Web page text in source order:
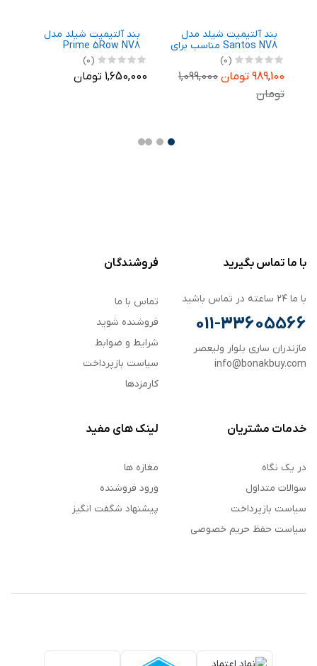
بند آلتیمیت شیلد مدل
Santos NV8 مناسب برای
ساعت هوشمند
سامسونگ Galaxy Watch
8 40mm
(0)
989,100 تومان
1,099,000
تومان
بند آلتیمیت شیلد مدل
Prime 5Row NV8
مناسب برای ساعت
هوشمند سامسونگ
Galaxy Watch 8 44mm
(0)
1,650,000 تومان
با ما تماس بگیرید
با ما ۲۴ ساعته در تماس باشید
011-33605566
مازندران ساری بلوار ولیعصر
info@bonakbuy.com
فروشندگان
تماس با ما
فروشنده شوید
شرایط و ضوابط
سیاست بازپرداخت
کارمزدها
خدمات مشتریان
در یک نگاه
سوالات متداول
سیاست بازپرداخت
سیاست حفظ حریم خصوصی
لینک های مفید
مغازه ها
ورود فروشنده
پیشنهاد شگفت انگیز